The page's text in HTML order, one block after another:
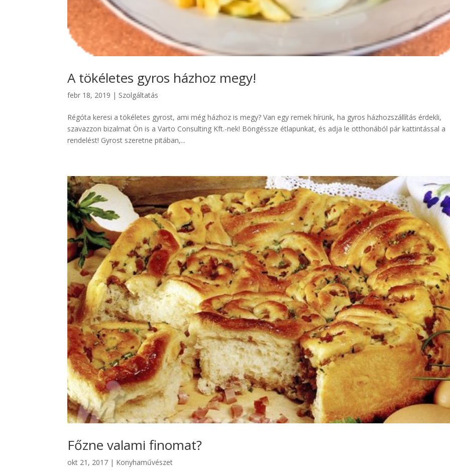
A tökéletes gyros házhoz megy!
febr 18, 2019 | Szolgáltatás
Régóta keresi a tökéletes gyrost, ami még házhoz is megy? Van egy remek hírünk, ha gyros házhozszállítás érdekli,
szavazzon bizalmat Ön is a Varto Consulting Kft.-nek! Böngéssze étlapunkat, és adja le otthonából pár kattintással a
rendelést! Gyrost szeretne pitában,...
Főzne valami finomat?
okt 21, 2017 | Konyhaművészet